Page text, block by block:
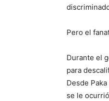
Pero el
Durante el
para
Desde
se le